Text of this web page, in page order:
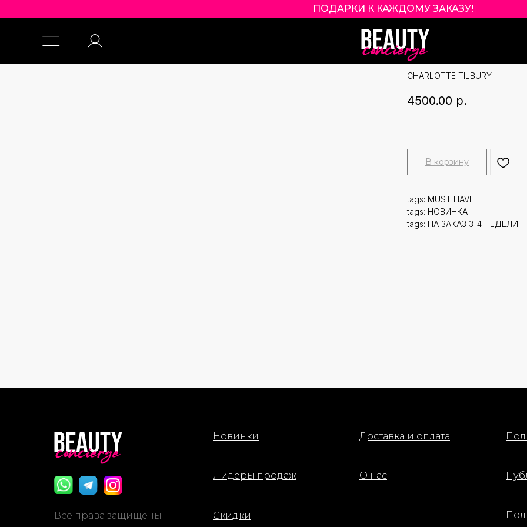
ПОДАРКИ К КАЖДОМУ ЗАКАЗУ!
CHARLOTTE
FRAGRANCE 10
CHARLOTTE TILBURY
4500.00 р.
В корзину
tags: MUST HAVE
tags: НОВИНКА
tags: НА ЗАКАЗ 3-4 НЕДЕЛИ
Все права защищены
Доставка и оплата
О нас
Новинки
Лидеры продаж
Скидки